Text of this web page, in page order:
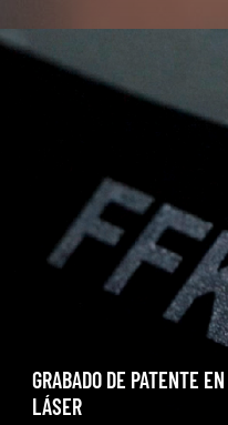
GRABADO DE PATENTE
LÁSER